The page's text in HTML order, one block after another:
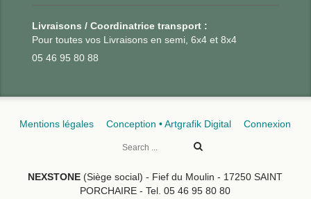
Livraisons / Coordinatrice transport :
Pour toutes vos Livraisons en semi, 6x4 et 8x4
05 46 95 80 88
Mentions légales Conception • Artgrafik Digital Connexion
NEXSTONE (Siège social) - Fief du Moulin - 17250 SAINT
PORCHAIRE - Tel. 05 46 95 80 80